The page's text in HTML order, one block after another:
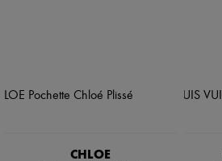
CHLOE